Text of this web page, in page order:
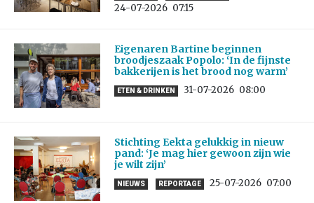
24-07-2026 07:15
Eigenaren Bartine beginnen
broodjeszaak Popolo: ‘In de fijnste
bakkerijen is het brood nog warm’
ETEN & DRINKEN 31-07-2026 08:00
Stichting Eekta gelukkig in nieuw
pand: ‘Je mag hier gewoon zijn wie
je wilt zijn’
NIEUWS REPORTAGE 25-07-2026 07:00